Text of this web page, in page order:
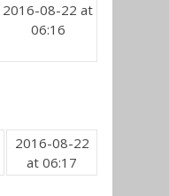
2016-08-22 at
06:16
2016-08-22
at 06:17